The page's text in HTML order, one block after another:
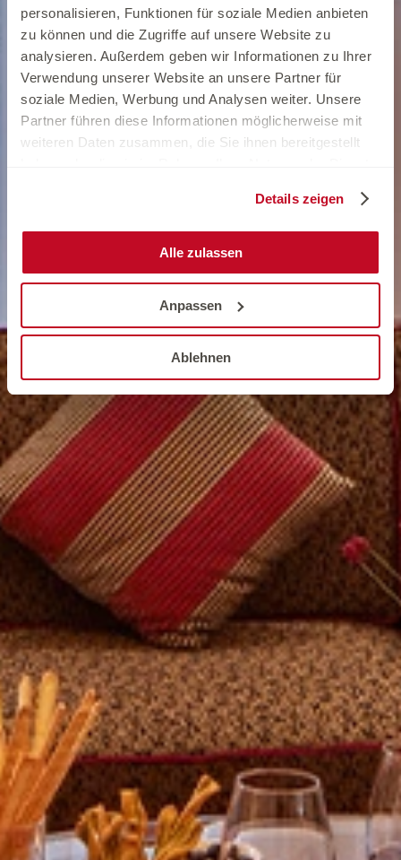
personalisieren, Funktionen für soziale Medien anbieten
zu können und die Zugriffe auf unsere Website zu
analysieren. Außerdem geben wir Informationen zu Ihrer
Verwendung unserer Website an unsere Partner für
soziale Medien, Werbung und Analysen weiter. Unsere
Partner führen diese Informationen möglicherweise mit
weiteren Daten zusammen, die Sie ihnen bereitgestellt
Details zeigen
Alle zulassen
Anpassen
Ablehnen